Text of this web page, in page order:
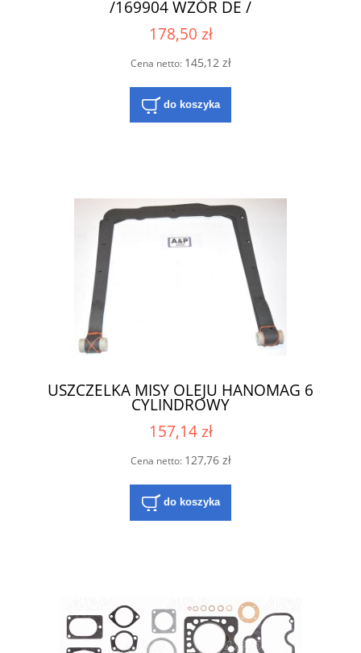
/169904 WZÓR DE /
178,50 zł
Cena netto: 145,12 zł
do koszyka
USZCZELKA MISY OLEJU HANOMAG 6
CYLINDROWY
157,14 zł
Cena netto: 127,76 zł
do koszyka